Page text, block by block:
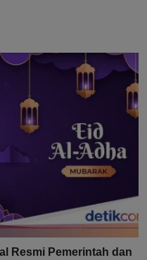
Resmi Pemerintah dan